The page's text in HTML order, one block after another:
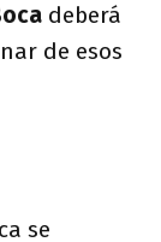
deberá
de esos
se